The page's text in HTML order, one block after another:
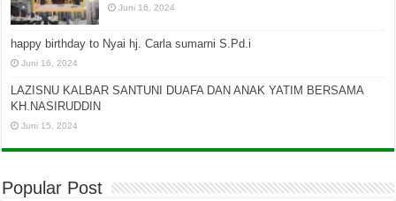
Juni 16, 2024
happy birthday to Nyai hj. Carla sumarni S.Pd.i
Juni 16, 2024
LAZISNU KALBAR SANTUNI DUAFA DAN ANAK YATIM BERSAMA
KH.NASIRUDDIN
Juni 15, 2024
Popular Post